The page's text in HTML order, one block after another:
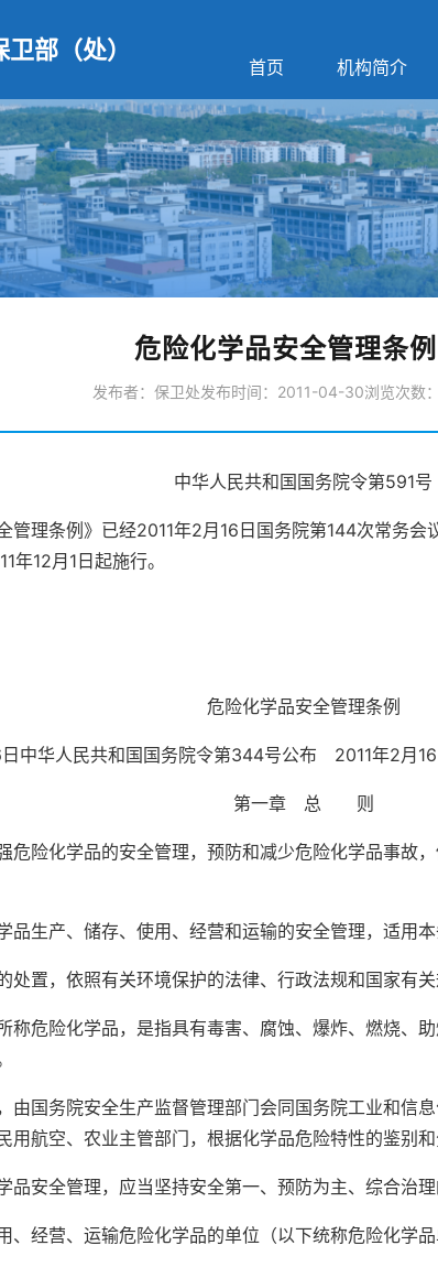
卫部（处）
首页 机构简介
危险化学品安全管理条例
发布者：保卫处发布时间：2011-04-30浏览次数：
中华人民共和国国务院令第591号
理条例》已经2011年2月16日国务院第144次常务会
年12月1日起施行。
危险化学品安全管理条例
日中华人民共和国国务院令第344号公布 2011年2月16
第一章 总 则
化学品的安全管理，预防和减少危险化学品事故，
产、储存、使用、经营和运输的安全管理，适用本
置，依照有关环境保护的法律、行政法规和国家有关
险化学品，是指具有毒害、腐蚀、爆炸、燃烧、助
国务院安全生产监督管理部门会同国务院工业和信
用航空、农业主管部门，根据化学品危险特性的鉴别
全管理，应当坚持安全第一、预防为主、综合治理
经营、运输危险化学品的单位（以下统称危险化学品